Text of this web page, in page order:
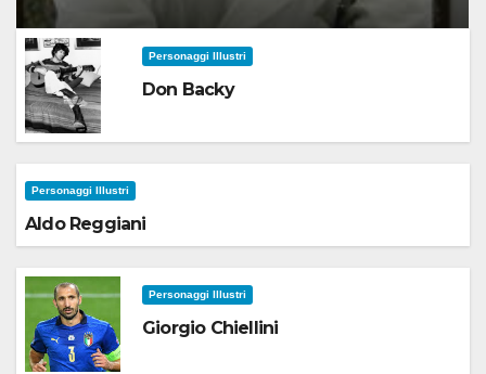
Personaggi Illustri
Don Backy
Personaggi Illustri
Aldo Reggiani
Personaggi Illustri
Giorgio Chiellini